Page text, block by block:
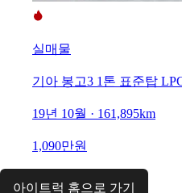
실매물
기아 봉고3 1톤 표준탑
19년 10월 · 161,895km
1,090만원
아이트럭 홈으로 가기